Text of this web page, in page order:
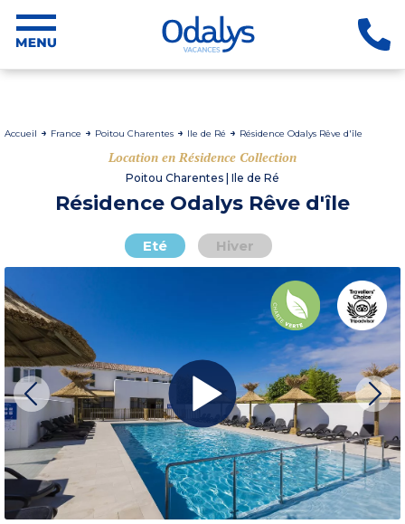
Accueil France Poitou Charentes Ile de Ré Résidence Odalys Rêve d'île
Location en Résidence Collection
Poitou Charentes | Ile de Ré
Résidence Odalys Rêve d'île
Eté Hiver